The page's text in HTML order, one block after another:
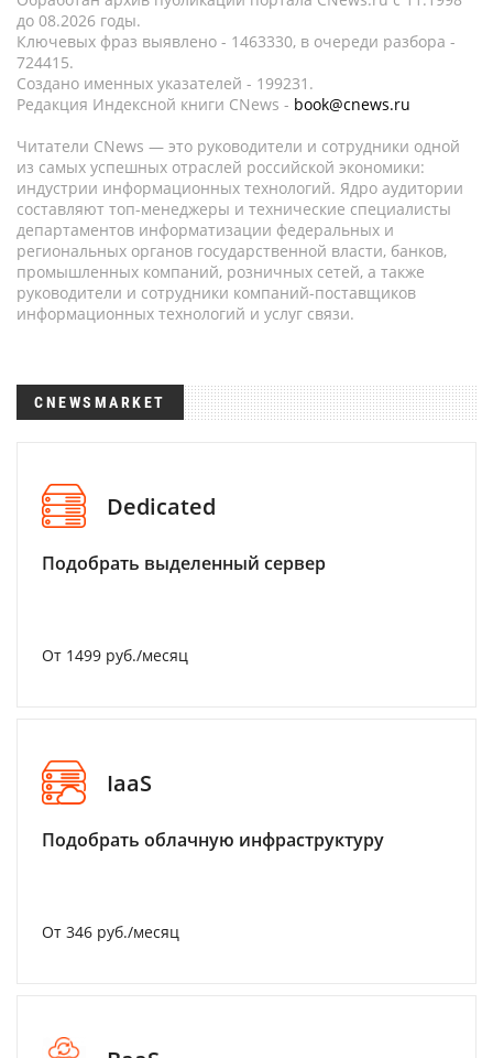
до 08.2026 годы.
Ключевых фраз выявлено - 1463330, в очереди разбора -
724415.
Создано именных указателей - 199231.
Редакция Индексной книги CNews - book@cnews.ru
Читатели CNews — это руководители и сотрудники одной
из самых успешных отраслей российской экономики:
индустрии информационных технологий. Ядро аудитории
составляют топ-менеджеры и технические специалисты
департаментов информатизации федеральных и
региональных органов государственной власти, банков,
промышленных компаний, розничных сетей, а также
руководители и сотрудники компаний-поставщиков
информационных технологий и услуг связи.
CNEWSMARKET
Dedicated
Подобрать выделенный сервер
От 1499 руб./месяц
IaaS
Подобрать облачную инфраструктуру
От 346 руб./месяц